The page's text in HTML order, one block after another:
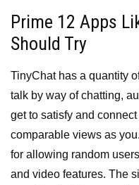
Prime 12 Apps
Should Try
TinyChat has a quantity
talk by way of chatting,
get to satisfy and
comparable views as
for allowing random
and video features. The